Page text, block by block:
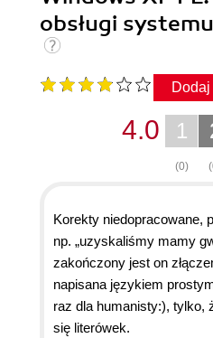
obsługi
1
(0)
4.0
Korekty niedopracowane,
np. „uzyskaliśmy mamy
zakończony jest on
napisana językiem
raz dla humanisty:), tylko,
się literówek.